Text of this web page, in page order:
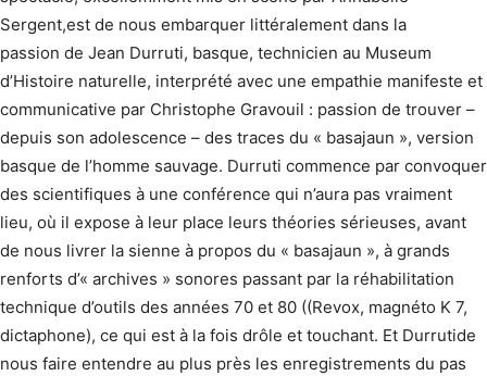
Sergent,est de nous embarquer littéralement dans la
passion de Jean Durruti, basque, technicien au Museum
d’Histoire naturelle, interprété avec une empathie manifeste et
communicative par Christophe Gravouil : passion de trouver –
depuis son adolescence – des traces du « basajaun », version
basque de l’homme sauvage. Durruti commence par convoquer
des scientifiques à une conférence qui n’aura pas vraiment
lieu, où il expose à leur place leurs théories sérieuses, avant
de nous livrer la sienne à propos du « basajaun », à grands
renforts d’« archives » sonores passant par la réhabilitation
technique d’outils des années 70 et 80 ((Revox, magnéto K 7,
dictaphone), ce qui est à la fois drôle et touchant. Et Durrutide
nous faire entendre au plus près les enregistrements du pas